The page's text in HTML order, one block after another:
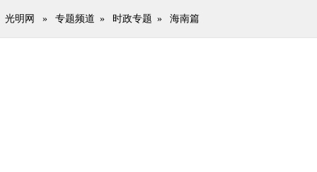
光明网 » 专题频道 » 时政专题 » 海南篇